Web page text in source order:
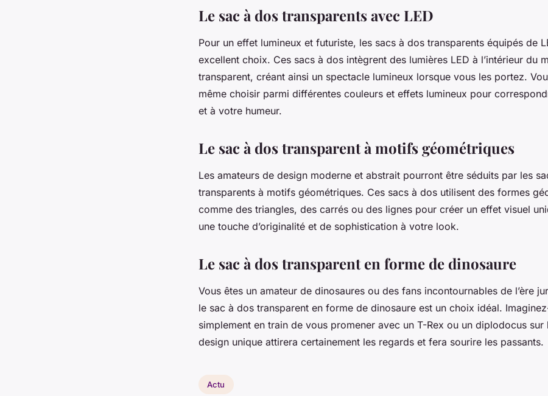
Le sac à dos transparents avec LED
Pour un effet lumineux et futuriste, les sacs à dos transparents équipés de
excellent choix. Ces sacs à dos intègrent des lumières LED à l’intérieur du
transparent, créant ainsi un spectacle lumineux lorsque vous les portez.
même choisir parmi différentes couleurs et effets lumineux pour
et à votre humeur.
Le sac à dos transparent à motifs géométriques
Les amateurs de design moderne et abstrait pourront être séduits par les
transparents à motifs géométriques. Ces sacs à dos utilisent des formes
comme des triangles, des carrés ou des lignes pour créer un effet visuel
une touche d’originalité et de sophistication à votre look.
Le sac à dos transparent en forme de dinosaure
Vous êtes un amateur de dinosaures ou des fans incontournables de l’ère
le sac à dos transparent en forme de dinosaure est un choix idéal.
simplement en train de vous promener avec un T-Rex ou un diplodocus sur
design unique attirera certainement les regards et fera sourire les passants.
Actu